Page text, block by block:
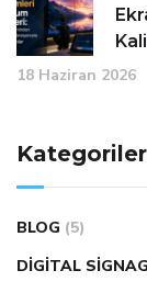
18 Haziran 2026
Kategoriler
BLOG (5)
DIGITAL